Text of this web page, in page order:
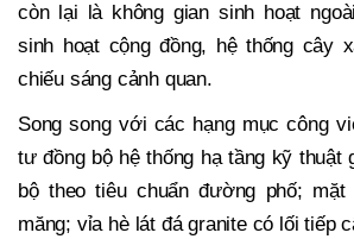
còn lại là không gian sinh hoạt
sinh hoạt cộng đồng, hệ thống cây
chiếu sáng cảnh quan.
Song song với các hạng mục công
tư đồng bộ hệ thống hạ tầng kỹ thuật
bộ theo tiêu chuẩn đường phố;
măng; vỉa hè lát đá granite có lối tiếp